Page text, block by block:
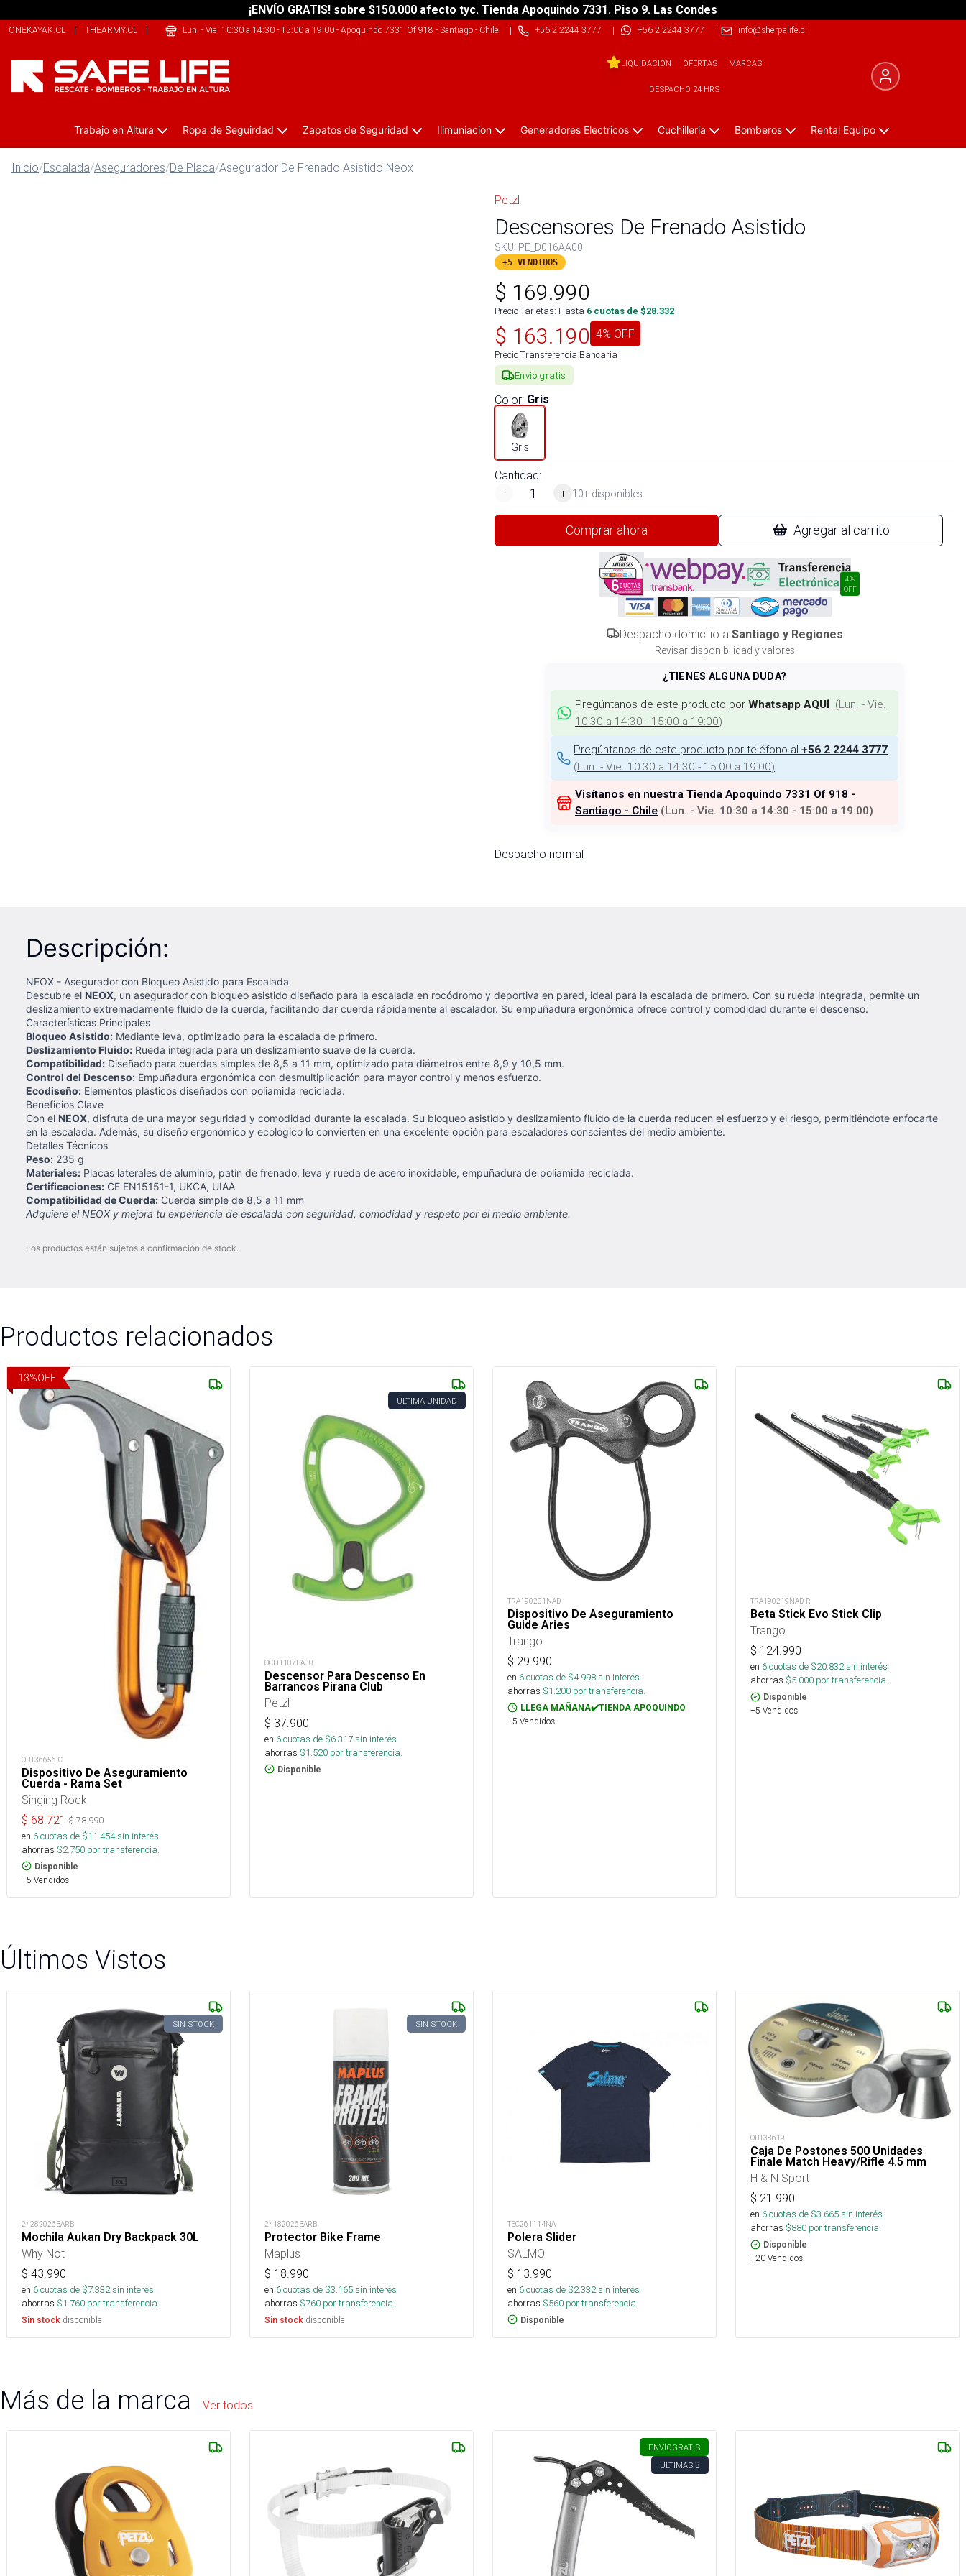
¡ENVÍO GRATIS! sobre $150.000 afecto tyc. Tienda Apoquindo 7331. Piso 9. Las Condes
ONEKAYAK.CL | THEARMY.CL | THECLIMB.CL
Lun. - Vie. 10:30 a 14:30 - 15:00 a 19:00- Apoquindo 7331 Of 918 - Santiago - Chile| +56 2 2244 3777 | +56 2 2244 3777 | info@sherpalife.cl
LIQUIDACIÓN OFERTAS MARCAS
DESPACHO 24 HRS
Trabajo en Altura Ropa de Seguirdad Zapatos de Seguridad Ilimuniacion Generadores Electricos Cuchilleria Bomberos Rental Equipo
Inicio/Escalada/Aseguradores/De Placa/Asegurador De Frenado Asistido Neox
Petzl
Descensores De Frenado Asistido
SKU: PE_D016AA00
+5 VENDIDOS
$ 169.990
Precio Tarjetas: Hasta 6 cuotas de $28.332
$ 163.190 4% OFF
Precio Transferencia Bancaria
Envío gratis
Color: Gris
Gris
Cantidad:
-
+ 10+ disponibles
Comprar ahora Agregar al carrito
4%
OFF
Despacho domicilio a Santiago y Regiones
Revisar disponibilidad y valores
¿TIENES ALGUNA DUDA?
Pregúntanos de este producto por Whatsapp AQUÍ (Lun. - Vie.
10:30 a 14:30 - 15:00 a 19:00)
Pregúntanos de este producto por teléfono al +56 2 2244 3777
(Lun. - Vie. 10:30 a 14:30 - 15:00 a 19:00)
Visítanos en nuestra Tienda Apoquindo 7331 Of 918 -
Santiago - Chile (Lun. - Vie. 10:30 a 14:30 - 15:00 a 19:00)
Despacho normal
Descripción:
NEOX - Asegurador con Bloqueo Asistido para Escalada
Descubre el NEOX, un asegurador con bloqueo asistido diseñado para la escalada en rocódromo y deportiva en pared, ideal para la escalada de primero. Con su rueda integrada, permite un
deslizamiento extremadamente fluido de la cuerda, facilitando dar cuerda rápidamente al escalador. Su empuñadura ergonómica ofrece control y comodidad durante el descenso.
Características Principales
Bloqueo Asistido: Mediante leva, optimizado para la escalada de primero.
Deslizamiento Fluido: Rueda integrada para un deslizamiento suave de la cuerda.
Compatibilidad: Diseñado para cuerdas simples de 8,5 a 11 mm, optimizado para diámetros entre 8,9 y 10,5 mm.
Control del Descenso: Empuñadura ergonómica con desmultiplicación para mayor control y menos esfuerzo.
Ecodiseño: Elementos plásticos diseñados con poliamida reciclada.
Beneficios Clave
Con el NEOX, disfruta de una mayor seguridad y comodidad durante la escalada. Su bloqueo asistido y deslizamiento fluido de la cuerda reducen el esfuerzo y el riesgo, permitiéndote enfocarte
en la escalada. Además, su diseño ergonómico y ecológico lo convierten en una excelente opción para escaladores conscientes del medio ambiente.
Detalles Técnicos
Peso: 235 g
Materiales: Placas laterales de aluminio, patín de frenado, leva y rueda de acero inoxidable, empuñadura de poliamida reciclada.
Certificaciones: CE EN15151-1, UKCA, UIAA
Compatibilidad de Cuerda: Cuerda simple de 8,5 a 11 mm
Adquiere el NEOX y mejora tu experiencia de escalada con seguridad, comodidad y respeto por el medio ambiente.
Los productos están sujetos a confirmación de stock.
Productos relacionados
13%OFF
OUT36656-C
Dispositivo De Aseguramiento
Cuerda - Rama Set
Singing Rock
$ 68.721 $78.990
en 6cuotas de $11.454sin interés
ahorras $2.750 por transferencia.
Disponible
+5 Vendidos
ÚLTIMA UNIDAD
OCH1107BA00
Descensor Para Descenso En
Barrancos Pirana Club
Petzl
$ 37.900
en 6cuotas de $6.317sin interés
ahorras $1.520 por transferencia.
Disponible
TRA190201NAD
Dispositivo De Aseguramiento
Guide Aries
Trango
$ 29.990
en 6cuotas de $4.998sin interés
ahorras $1.200 por transferencia.
LLEGA MAÑANA✔️TIENDA APOQUINDO
+5 Vendidos
TRA190219NAD-R
Beta Stick Evo Stick Clip
Trango
$ 124.990
en 6cuotas de $20.832sin interés
ahorras $5.000 por transferencia.
Disponible
+5 Vendidos
Últimos Vistos
SIN STOCK
24282026BARB
Mochila Aukan Dry Backpack 30L
Why Not
$ 43.990
en 6cuotas de $7.332sin interés
ahorras $1.760 por transferencia.
Sin stock disponible
SIN STOCK
24182026BARB
Protector Bike Frame
Maplus
$ 18.990
en 6cuotas de $3.165sin interés
ahorras $760 por transferencia.
Sin stock disponible
TEC261114NA
Polera Slider
SALMO
$ 13.990
en 6cuotas de $2.332sin interés
ahorras $560 por transferencia.
Disponible
OUT38619
Caja De Postones 500 Unidades
Finale Match Heavy/Rifle 4.5 mm
H & N Sport
$ 21.990
en 6cuotas de $3.665sin interés
ahorras $880 por transferencia.
Disponible
+20 Vendidos
Más de la marca Ver todos
ENVÍOGRATIS
ÚLTIMAS 3